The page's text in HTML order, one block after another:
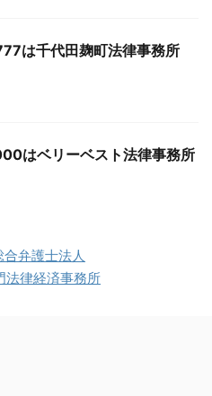
は千代田麹町法律事務所
はベリーベスト法律事務所
弁護士法人
律経済事務所